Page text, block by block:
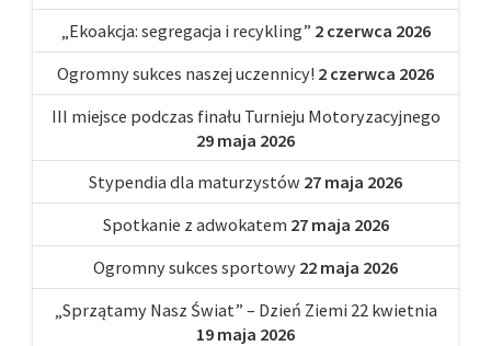
„Ekoakcja: segregacja i recykling” 2 czerwca 2026
Ogromny sukces naszej uczennicy! 2 czerwca 2026
III miejsce podczas finału Turnieju Motoryzacyjnego
29 maja 2026
Stypendia dla maturzystów 27 maja 2026
Spotkanie z adwokatem 27 maja 2026
Ogromny sukces sportowy 22 maja 2026
„Sprzątamy Nasz Świat” – Dzień Ziemi 22 kwietnia
19 maja 2026